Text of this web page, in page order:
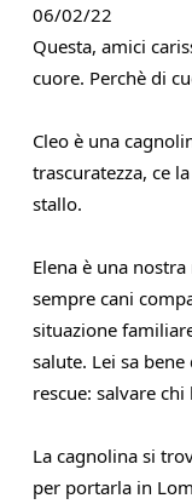
06/02/22
Questa, amici
cuore. Perchè di
Cleo è una
trascuratezza, ce
stallo.
Elena è una
sempre cani
situazione
salute. Lei sa
rescue: salvare
La cagnolina si
per portarla in